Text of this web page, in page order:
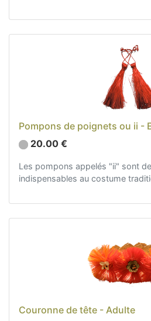
Pompons de poignets ou ii -
20.00 €
Les pompons appelés "ii" sont
indispensables au costume
Couronne de tête - Adulte